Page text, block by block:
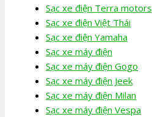
Sạc xe điện Terra motors
Sạc xe điện Việt Thái
Sạc xe điện Yamaha
Sạc xe máy điện
Sạc xe máy điện Gogo
Sạc xe máy điện Jeek
Sạc xe máy điện Milan
Sạc xe máy điện Vespa